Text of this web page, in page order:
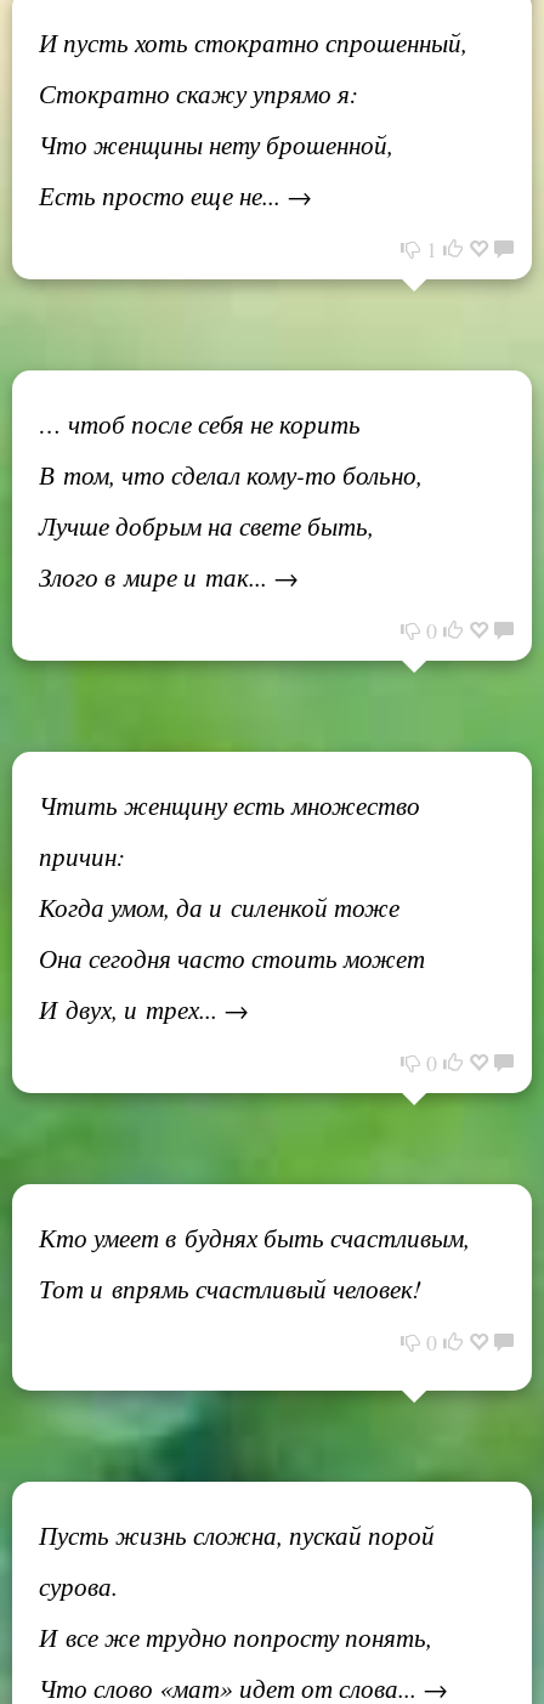
И пусть хоть стократно спрошенный,
Стократно скажу упрямо я:
Что женщины нету брошенной,
Есть просто еще не... →
1
… чтоб после себя не корить
В том, что сделал кому-то больно,
Лучше добрым на свете быть,
Злого в мире и так... →
0
Чтить женщину есть множество
причин:
Когда умом, да и силенкой тоже
Она сегодня часто стоить может
И двух, и трех... →
0
Кто умеет в буднях быть счастливым,
Тот и впрямь счастливый человек!
0
Пусть жизнь сложна, пускай порой
сурова.
И все же трудно попросту понять,
Что слово «мат» идет от слова... →